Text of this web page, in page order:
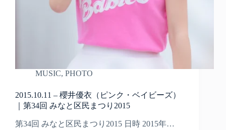
MUSIC, PHOTO
2015.10.11 – 櫻井優衣（ピンク・ベイビーズ）
｜第34回 みなと区民まつり2015
第34回 みなと区民まつり2015 日時 2015年…